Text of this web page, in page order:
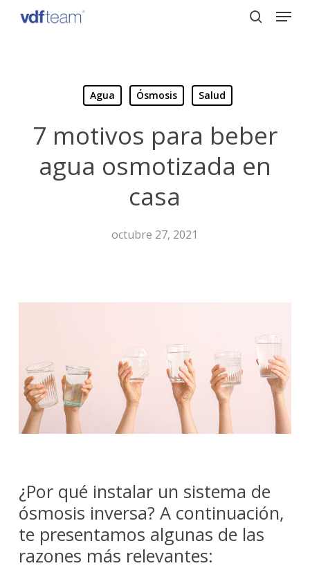
Menu
Agua Ósmosis Salud
7 motivos para beber
agua osmotizada en
casa
octubre 27, 2021
¿Por qué instalar un sistema de
ósmosis inversa? A continuación,
te presentamos algunas de las
razones más relevantes: